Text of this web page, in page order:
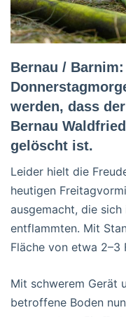
Bernau /
werden, dass
Bernau
gelöscht ist.
Leider hielt die
heutigen
ausgemacht, die
entflammten. Mit
Fläche von etwa
Mit schwerem Gerät
betroffene Boden